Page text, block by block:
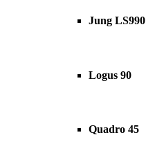
Jung LS990
Logus 90
Quadro 45